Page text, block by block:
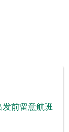
前留意航班